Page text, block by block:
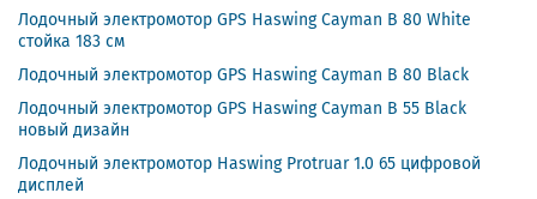
Лодочный электромотор GPS Haswing Cayman B 80 White
стойка 183 см
Лодочный электромотор GPS Haswing Cayman B 80 Black
Лодочный электромотор GPS Haswing Cayman B 55 Black
новый дизайн
Лодочный электромотор Haswing Protruar 1.0 65 цифровой
дисплей